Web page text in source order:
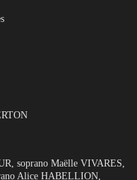
soprano Maëlle VIVARES,
Alice HABELLION,